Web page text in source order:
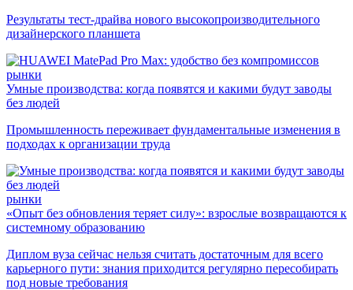
Результаты тест-драйва нового высокопроизводительного
дизайнерского планшета
рынки
Умные производства: когда появятся и какими будут заводы
без людей
Промышленность переживает фундаментальные изменения в
подходах к организации труда
рынки
«Опыт без обновления теряет силу»: взрослые возвращаются к
системному образованию
Диплом вуза сейчас нельзя считать достаточным для всего
карьерного пути: знания приходится регулярно пересобирать
под новые требования